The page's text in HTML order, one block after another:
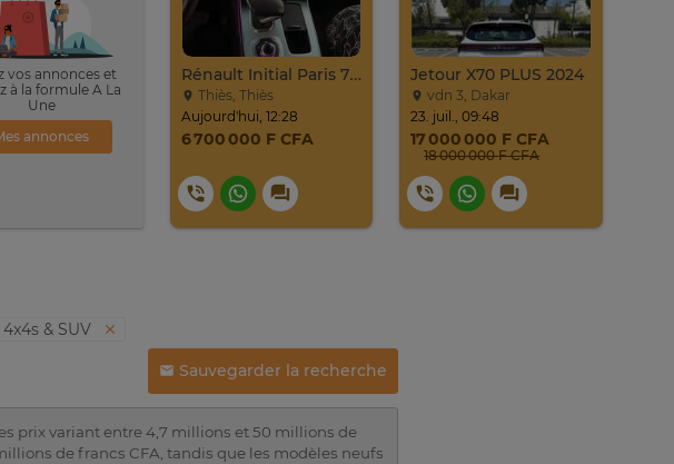
vos annonces et
à la formule A La
Une
annonces
Rénault Initial Paris 7 Places Très Propre
Thiès, Thiès
Aujourd'hui, 12:28
6 700 000 F CFA
Jetour X70 PLUS 2024
vdn 3, Dakar
23. juil., 09:48
17 000 000 F CFA
18 000 000 F CFA
4x4s & SUV
Sauvegarder la recherche
prix variant entre 4,7 millions et 50 millions de
de francs CFA, tandis que les modèles neufs